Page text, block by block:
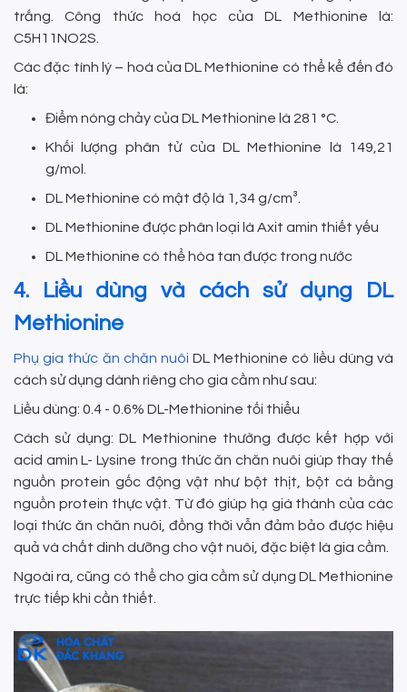
trắng. Công thức hoá học của DL Methionine là:
C5H11NO2S.
Các đặc tính lý – hoá của DL Methionine có thể kể đến đó
là:
Điểm nóng chảy của DL Methionine là 281 °C.
Khối lượng phân tử của DL Methionine là 149,21
g/mol.
DL Methionine có mật độ là 1,34 g/cm³.
DL Methionine được phân loại là Axit amin thiết yếu
DL Methionine có thể hòa tan được trong nước
4. Liều dùng và cách sử dụng DL
Methionine
Phụ gia thức ăn chăn nuôi DL Methionine có liều dùng và
cách sử dụng dành riêng cho gia cầm như sau:
Liều dùng: 0.4 - 0.6% DL-Methionine tối thiểu
Cách sử dụng: DL Methionine thường được kết hợp với
acid amin L- Lysine trong thức ăn chăn nuôi giúp thay thế
nguồn protein gốc động vật như bột thịt, bột cá bằng
nguồn protein thực vật. Từ đó giúp hạ giá thành của các
loại thức ăn chăn nuôi, đồng thời vẫn đảm bảo được hiệu
quả và chất dinh dưỡng cho vật nuôi, đặc biệt là gia cầm.
Ngoài ra, cũng có thể cho gia cầm sử dụng DL Methionine
trực tiếp khi cần thiết.